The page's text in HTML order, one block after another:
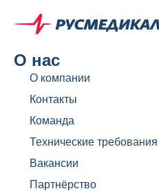
О нас
О компании
Контакты
Команда
Технические требования
Вакансии
Партнёрство